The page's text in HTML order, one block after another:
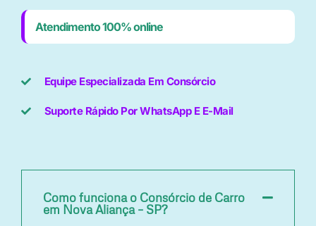
Atendimento 100% online
Equipe Especializada Em Consórcio
Suporte Rápido Por WhatsApp E E-Mail
Como funciona o Consórcio de Carro
em Nova Aliança – SP?